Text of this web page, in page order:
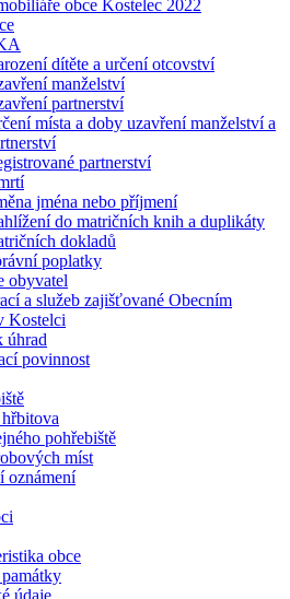
obce Kostelec 2022
dítěte a určení otcovství
manželství
partnerství
místa a doby uzavření manželství a
partnerství
jména nebo příjmení
do matričních knih a duplikáty
dokladů
poplatky
obyvatel
a služeb zajišťované Obecním
Kostelci
úhrad
povinnost
pohřebiště
míst
oznámení
obce
údaje